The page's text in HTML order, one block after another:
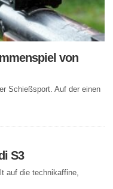
von
Schießsport. Auf der einen
S3
auf die technikaffine,